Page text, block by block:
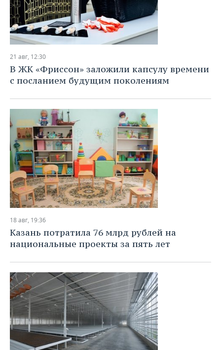
21 авг, 12:30
В ЖК «Фриссон» заложили капсулу времени
с посланием будущим поколениям
18 авг, 19:36
Казань потратила 76 млрд рублей на
национальные проекты за пять лет